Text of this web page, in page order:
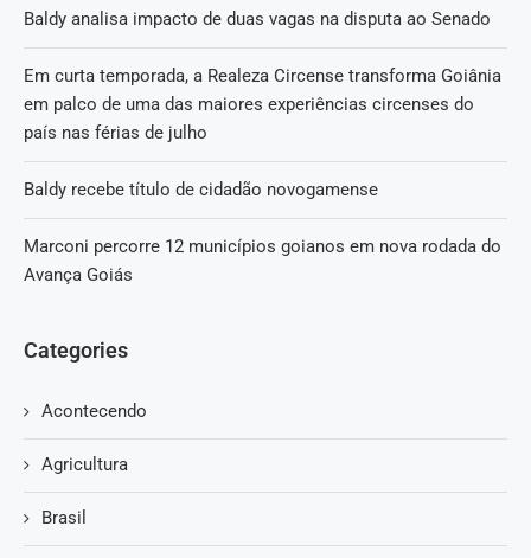
Baldy analisa impacto de duas vagas na disputa ao Senado
Em curta temporada, a Realeza Circense transforma Goiânia
em palco de uma das maiores experiências circenses do
país nas férias de julho
Baldy recebe título de cidadão novogamense
Marconi percorre 12 municípios goianos em nova rodada do
Avança Goiás
Categories
Acontecendo
Agricultura
Brasil